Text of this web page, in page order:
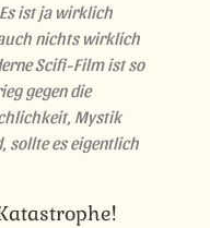
ist ja wirklich
nichts wirklich
Scifi-Film ist so
gegen die
Mystik
sollte es eigentlich